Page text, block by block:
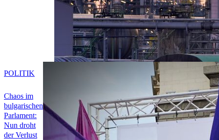
Chaos im
bulgarischen
Parlament:
Nun droht
der Verlust
POLITIK